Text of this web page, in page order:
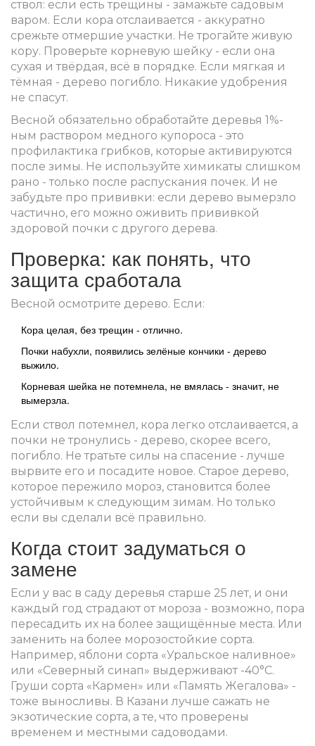
ствол: если есть трещины - замажьте садовым
варом. Если кора отслаивается - аккуратно
срежьте отмершие участки. Не трогайте живую
кору. Проверьте корневую шейку - если она
сухая и твёрдая, всё в порядке. Если мягкая и
тёмная - дерево погибло. Никакие удобрения
не спасут.
Весной обязательно обработайте деревья 1%-
ным раствором медного купороса - это
профилактика грибков, которые активируются
после зимы. Не используйте химикаты слишком
рано - только после распускания почек. И не
забудьте про прививки: если дерево вымерзло
частично, его можно оживить прививкой
здоровой почки с другого дерева.
Проверка: как понять, что
защита сработала
Весной осмотрите дерево. Если:
Кора целая, без трещин - отлично.
Почки набухли, появились зелёные кончики - дерево
выжило.
Корневая шейка не потемнела, не вмялась - значит, не
вымерзла.
Если ствол потемнел, кора легко отслаивается, а
почки не тронулись - дерево, скорее всего,
погибло. Не тратьте силы на спасение - лучше
вырвите его и посадите новое. Старое дерево,
которое пережило мороз, становится более
устойчивым к следующим зимам. Но только
если вы сделали всё правильно.
Когда стоит задуматься о
замене
Если у вас в саду деревья старше 25 лет, и они
каждый год страдают от мороза - возможно, пора
пересадить их на более защищённые места. Или
заменить на более морозостойкие сорта.
Например, яблони сорта «Уральское наливное»
или «Северный синап» выдерживают -40°C.
Груши сорта «Кармен» или «Память Жегалова» -
тоже выносливы. В Казани лучше сажать не
экзотические сорта, а те, что проверены
временем и местными садоводами.